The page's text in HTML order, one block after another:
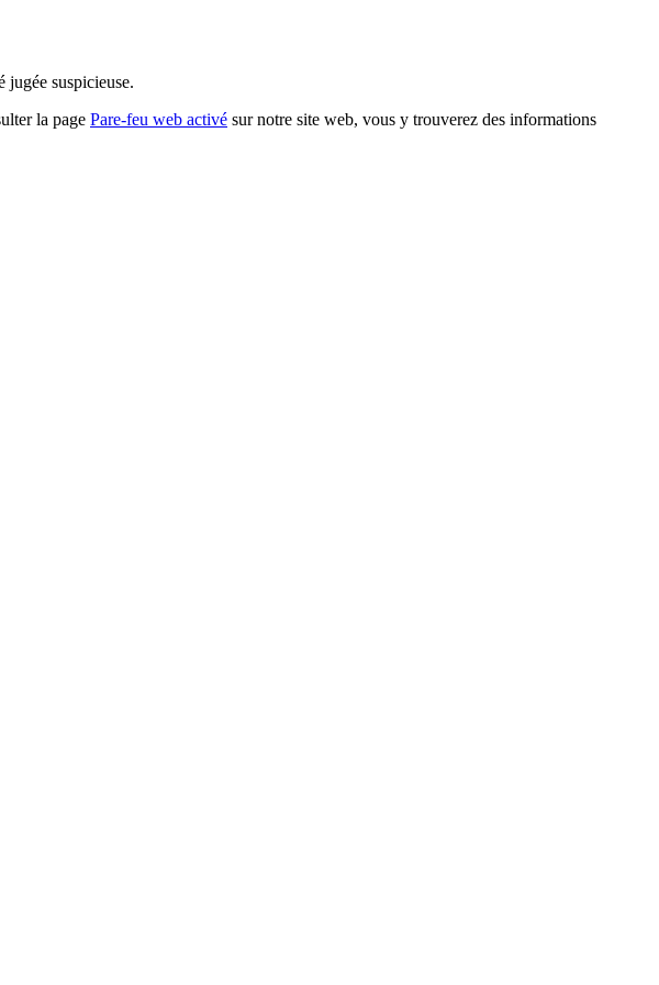
jugée suspicieuse.
la page Pare-feu web activé sur notre site web, vous y trouverez des informations